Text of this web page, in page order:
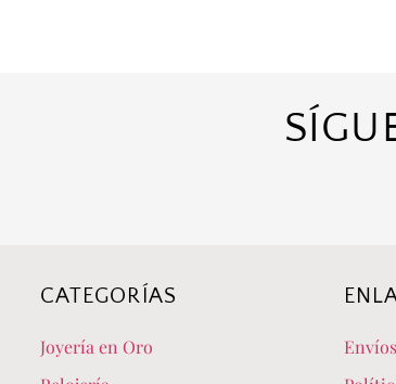
CATEGORÍAS
Joyería en Oro